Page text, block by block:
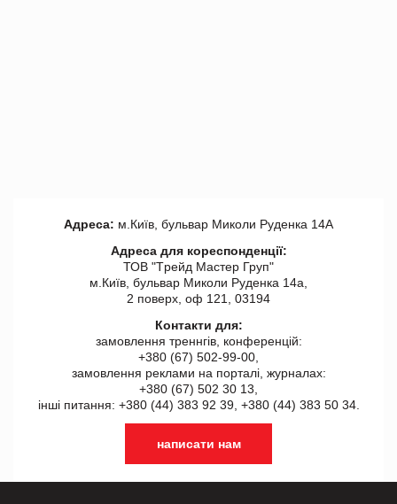
Адреса: м.Київ, бульвар Миколи Руденка 14А
Адреса для кореспонденції:
ТОВ "Tрейд Мастер Груп"
м.Київ, бульвар Миколи Руденка 14а,
2 поверх, оф 121, 03194
Контакти для:
замовлення треннгів, конференцій:
+380 (67) 502-99-00,
замовлення реклами на порталі, журналах:
+380 (67) 502 30 13,
інші питання: +380 (44) 383 92 39, +380 (44) 383 50 34.
написати нам